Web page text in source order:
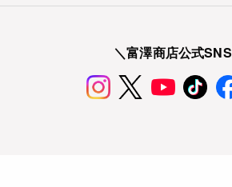
＼富澤商店公式